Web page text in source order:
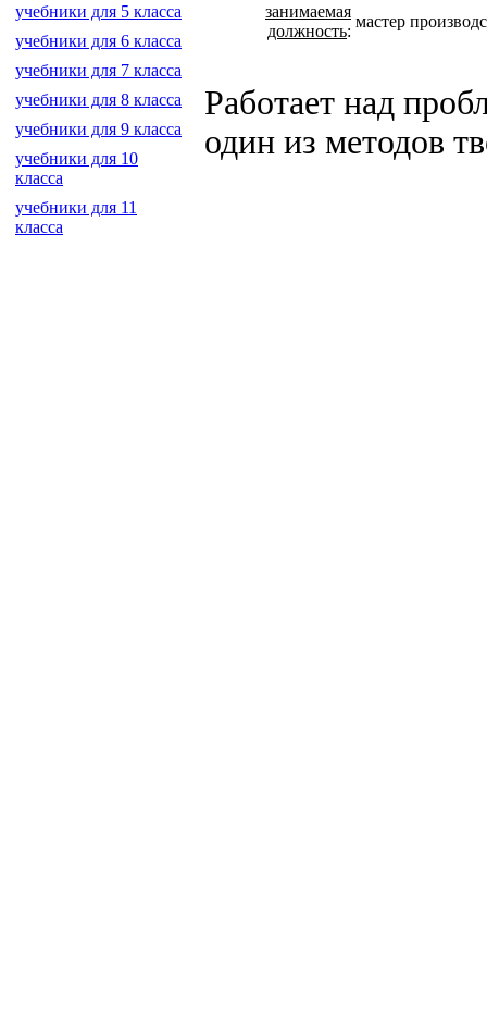
учебники для 5 класса
учебники для 6 класса
учебники для 7 класса
учебники для 8 класса
учебники для 9 класса
учебники для 10
класса
учебники для 11
класса
занимаемая
должность:
мастер
Работает над
один из методов